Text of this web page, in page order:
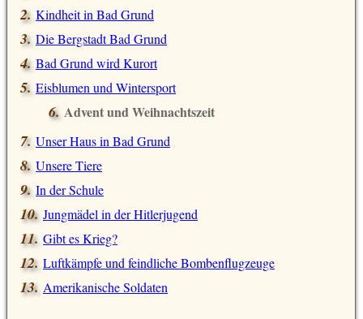
Kindheit in Bad Grund
Die Bergstadt Bad Grund
Bad Grund wird Kurort
Eisblumen und Wintersport
Advent und Weihnachtszeit
Unser Haus in Bad Grund
Unsere Tiere
In der Schule
Jungmädel in der Hitlerjugend
Gibt es Krieg?
Luftkämpfe und feindliche Bombenflugzeuge
Amerikanische Soldaten